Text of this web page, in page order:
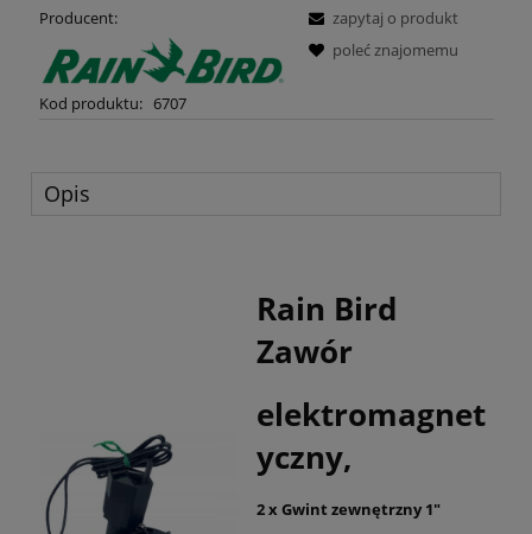
Producent:
Kod produktu: 6707
zapytaj o produkt
poleć znajomemu
Opis
Rain Bird
Zawór
elektromagnet
yczny,
2 x Gwint zewnętrzny 1"